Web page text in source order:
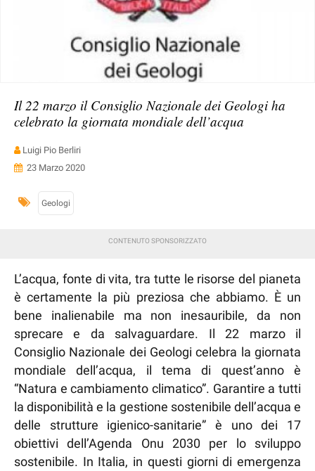
Il 22 marzo il Consiglio Nazionale dei Geologi ha
celebrato la giornata mondiale dell’acqua
Luigi Pio Berliri
23 Marzo 2020
Geologi
L’acqua, fonte di vita, tra tutte le risorse del pianeta
è certamente la più preziosa che abbiamo. È un
bene inalienabile ma non inesauribile, da non
sprecare e da salvaguardare. Il 22 marzo il
Consiglio Nazionale dei Geologi celebra la giornata
mondiale dell’acqua, il tema di quest’anno è
“Natura e cambiamento climatico”. Garantire a tutti
la disponibilità e la gestione sostenibile dell’acqua e
delle strutture igienico-sanitarie” è uno dei 17
obiettivi dell’Agenda Onu 2030 per lo sviluppo
sostenibile. In Italia, in questi giorni di emergenza